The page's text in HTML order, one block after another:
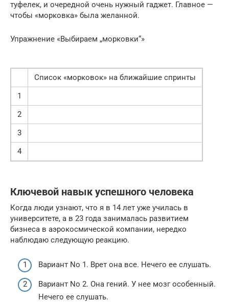
туфелек, и очередной очень нужный гаджет. Главное —
чтобы «морковка» была желанной.
Упражнение «Выбираем „морковки“»
Список «морковок» на ближайшие спринты
1
2
3
4
Ключевой навык успешного человека
Когда люди узнают, что я в 14 лет уже училась в
университете, а в 23 года занималась развитием
бизнеса в аэрокосмической компании, нередко
наблюдаю следующую реакцию.
Вариант No 1. Врет она все. Нечего ее слушать.
Вариант No 2. Она гений. У нее мозг особенный.
Нечего ее слушать.